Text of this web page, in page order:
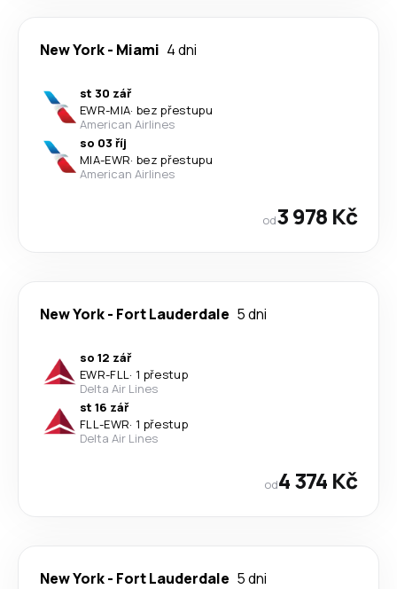
New York- Miami 4 dni
st 30 zář
EWR-MIA· bez přestupu
American Airlines
so 03 říj
MIA-EWR· bez přestupu
American Airlines
od3 978 Kč
New York- Fort Lauderdale 5 dni
so 12 zář
EWR-FLL· 1 přestup
Delta Air Lines
st 16 zář
FLL-EWR· 1 přestup
Delta Air Lines
od4 374 Kč
New York- Fort Lauderdale 5 dni